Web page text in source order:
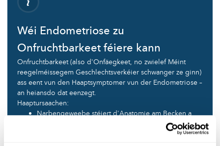
Wéi Endometriose zu
Onfruchtbarkeet féiere kann
Onfruchtbarkeet (also d'Onfäegkeet, no zwielef Méint
reegelméissegem Geschlechtsverkéier schwanger ze ginn)
ass eent vun den Haaptsymptomer vun der Endometriose –
an heiansdo dat eenzegt.
Haaptursaachen:
Narbengeweebe stéiert d'Anatomie am Becken a
beanträchtegt d'Funktioun vun den Eileiteren.